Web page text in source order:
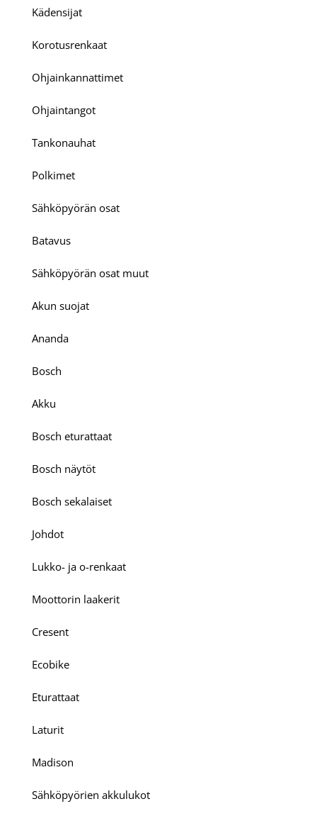
Kädensijat
Korotusrenkaat
Ohjainkannattimet
Ohjaintangot
Tankonauhat
Polkimet
Sähköpyörän osat
Batavus
Sähköpyörän osat muut
Akun suojat
Ananda
Bosch
Akku
Bosch eturattaat
Bosch näytöt
Bosch sekalaiset
Johdot
Lukko- ja o-renkaat
Moottorin laakerit
Cresent
Ecobike
Eturattaat
Laturit
Madison
Sähköpyörien akkulukot